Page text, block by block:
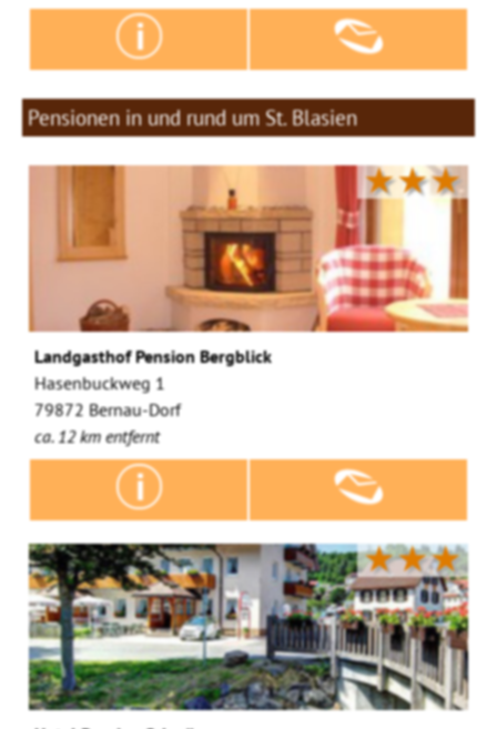
Pensionen in und rund um St. Blasien
★★★
Landgasthof Pension Bergblick
Hasenbuckweg 1
79872 Bernau-Dorf
ca. 12 km entfernt
★★★